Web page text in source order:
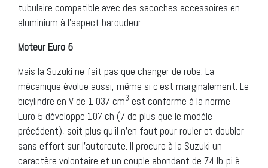
tubulaire compatible avec des sacoches accessoires en
aluminium à l’aspect baroudeur.
Moteur Euro 5
Mais la Suzuki ne fait pas que changer de robe. La
mécanique évolue aussi, même si c’est marginalement. Le
bicylindre en V de 1 037 cm3 est conforme à la norme
Euro 5 développe 107 ch (7 de plus que le modèle
précédent), soit plus qu’il n’en faut pour rouler et doubler
sans effort sur l’autoroute. Il procure à la Suzuki un
caractère volontaire et un couple abondant de 74 lb-pi à